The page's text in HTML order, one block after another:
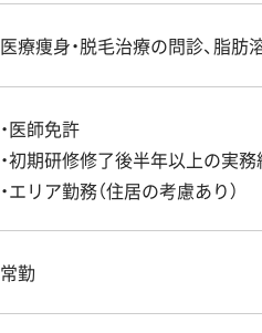
医療痩身・脱毛治療の問診、脂肪
・医師免許
・初期研修修了後半年以上の実
・エリア勤務（住居の考慮あり）
常勤